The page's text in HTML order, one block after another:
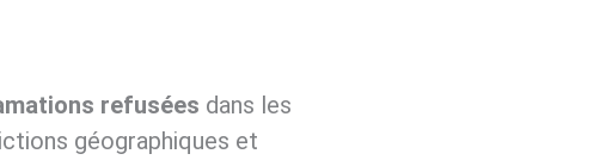
refusées dans les
géographiques et